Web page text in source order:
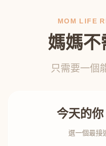
MOM LIFE
媽媽不
只需要一個
今天的你
選一個最接